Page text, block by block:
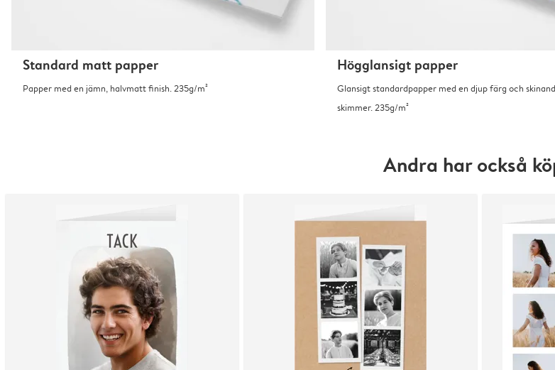
Standard matt papper
Papper med en jämn, halvmatt finish. 235g/m²
Högglansigt papper
Glansigt standardpapper med en djup färg och
skimmer. 235g/m²
Andra har också